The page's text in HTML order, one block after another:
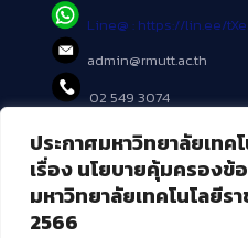
ประกาศมหาวิทยาลัยเท
เรื่อง นโยบายคุ้มครอง
มหาวิทยาลัยเทคโนโลยี
2566
Line@ : https://lin.ee/
admin@rmutt.ac.th
02 549 3074
บริการอื่นๆ ของ สวส.
ศูนย์สื่อดิจิทัล
ศูนย์นวัตกรรมและความรู้